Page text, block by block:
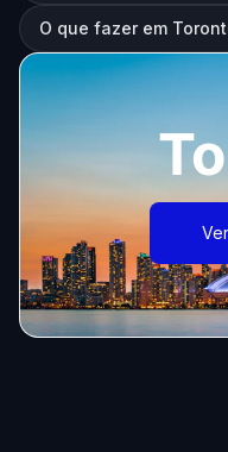
O que fazer em